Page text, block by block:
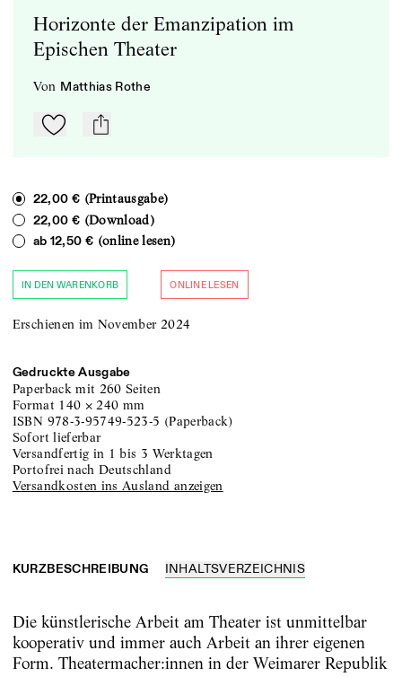
Horizonte der Emanzipation im
Epischen Theater
von Matthias Rothe
Zu Mein-TdZ hinzufügen
mail
22,00 € (Printausgabe)
22,00 € (Download)
ab 12,50 € (online lesen)
IN DEN WARENKORB ONLINE LESEN
Erschienen im November 2024
Gedruckte Ausgabe
Paperback mit 260 Seiten
Format 140 ×240 mm
ISBN 978-3-95749-523-5 (Paperback)
sofort lieferbar
versandfertig in 1 bis 3 Werktagen
portofrei nach Deutschland
Versandkosten ins Ausland anzeigen
KURZBESCHREIBUNG INHALTSVERZEICHNIS
Die künstlerische Arbeit am Theater ist unmittelbar
kooperativ und immer auch Arbeit an ihrer eigenen
Form. Theatermacher:innen in der Weimarer Republik